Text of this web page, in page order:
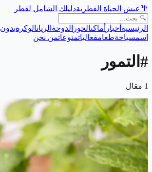
🌴عيش الحياة القطريةدليلك الشامل لقطر
الرئيسية أخبار أماكنالخور الدوحة الريانالوكرةبدون
اسمسياحةطعامفعالياتمنوعاتمن نحن
# التمور
1 مقال